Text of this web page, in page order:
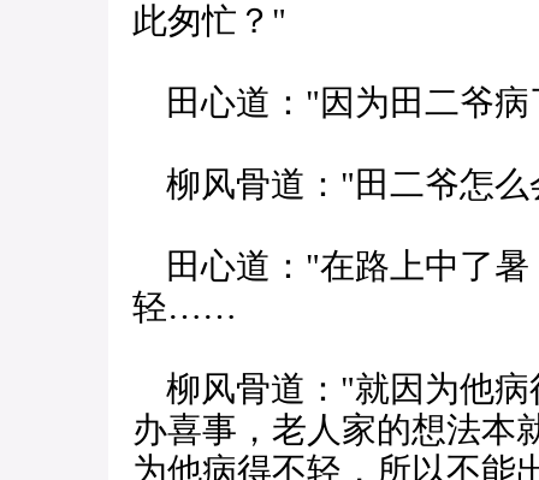
此匆忙？"
田心道："因为田二爷病
柳风骨道："田二爷怎么
田心道："在路上中了暑
轻……
柳风骨道："就因为他病
办喜事，老人家的想法本
为他病得不轻，所以不能